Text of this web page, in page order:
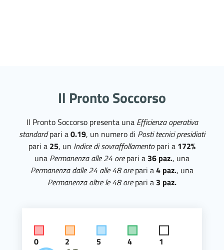
Il Pronto Soccorso
Il Pronto Soccorso presenta una Efficienza operativa
standardpari a0.19, un numero di Posti tecnici presidiati
pari a 25, un Indice di sovraffollamentopari a 172%
una Permanenza alle 24 orepari a 36 paz., una
Permanenza dalle 24 alle 48 orepari a4 paz., una
Permanenza oltre le 48 orepari a 3 paz.
0 2 5 4 1